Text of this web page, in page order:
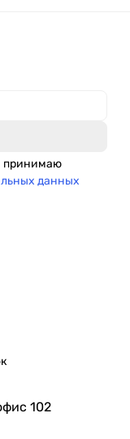
принимаю
данных
102